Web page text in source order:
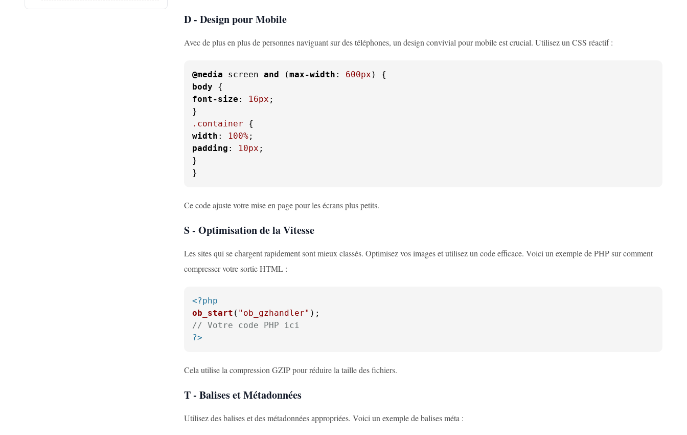
D - Design pour Mobile
Avec de plus en plus de personnes naviguant sur des téléphones, un design convivial pour mobile est crucial. Utilisez un CSS réactif :
@media screen and (max-width : 600px
body
font-size : 16px ;
.container
width : 100%
padding : 10px ;
}
}
Ce code ajuste votre mise en page pour les écrans plus petits.
S - Optimisation de la Vitesse
Les sites qui se chargent rapidement sont mieux classés. Optimisez vos images et utilisez un code efficace. Voici un exemple de PHP sur comment
compresser votre sortie HTML :
<?php
ob_start ( "ob_gzhandler"
// Votre code PHP ici
?>
Cela utilise la compression GZIP pour réduire la taille des fichiers.
T - Balises et Métadonnées
Utilisez des balises et des métadonnées appropriées. Voici un exemple de balises méta :